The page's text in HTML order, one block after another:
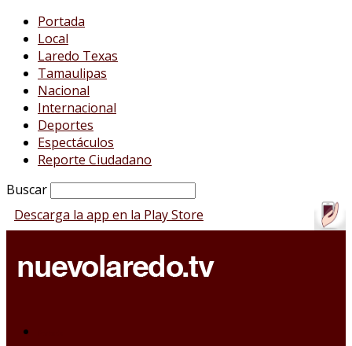
Portada
Local
Laredo Texas
Tamaulipas
Nacional
Internacional
Deportes
Espectáculos
Reporte Ciudadano
Buscar
Descarga la app en la Play Store